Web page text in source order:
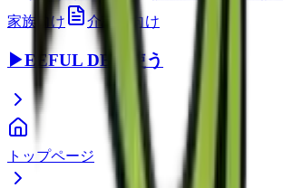
家族向け
介護職向け
▶EEFUL DBを使う
トップページ